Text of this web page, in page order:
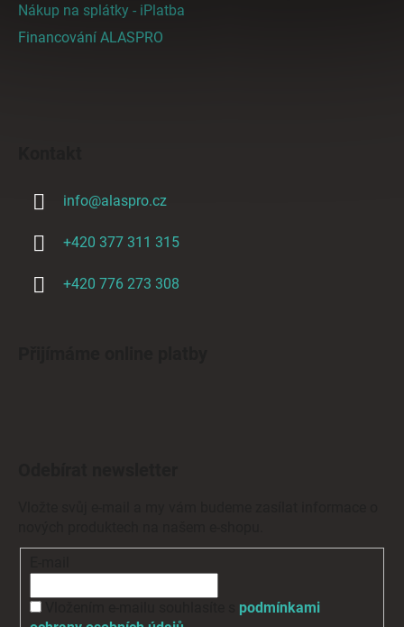
Nákup na splátky - iPlatba
Financování ALASPRO
info@alaspro.cz
+420 377 311 315
+420 776 273 308
podmínkami